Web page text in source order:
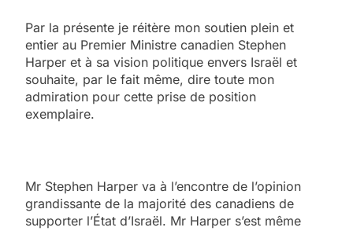
Par la présente je réitère mon soutien plein et
entier au Premier Ministre canadien Stephen
Harper et à sa vision politique envers Israël et
souhaite, par le fait même, dire toute mon
admiration pour cette prise de position
exemplaire.
Mr Stephen Harper va à l’encontre de l’opinion
grandissante de la majorité des canadiens de
supporter l’État d’Israël. Mr Harper s’est même